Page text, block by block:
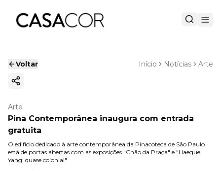
Voltar Início Notícias Arte
Copiar link
Arte
Pina Contemporânea inaugura com entrada
gratuita
O edifício dedicado à arte contemporânea da Pinacoteca de São Paulo
está de portas abertas com as exposições "Chão da Praça" e "Haegue
Yang: quase colonial"